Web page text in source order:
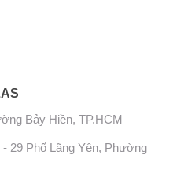
Bảy Hiền, TP.HCM
29 Phố Lãng Yên, Phường